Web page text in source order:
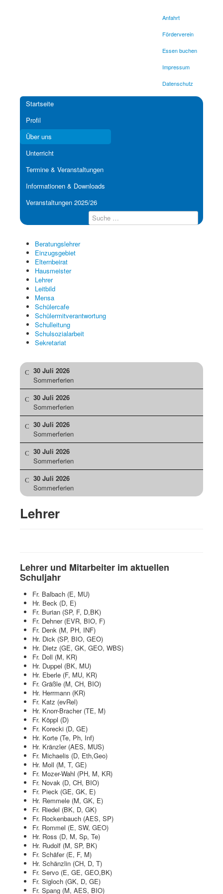
Anfahrt
Förderverein
Essen buchen
Impressum
Datenschutz
Startseite
Profil
Über uns
Unterricht
Termine & Veranstaltungen
Informationen & Downloads
Veranstaltungen 2025/26
Beratungslehrer
Einzugsgebiet
Elternbeirat
Hausmeister
Lehrer
Leitbild
Mensa
Schülercafe
Schülermitverantwortung
Schulleitung
Schulsozialarbeit
Sekretariat
30 Juli 2026
Sommerferien
30 Juli 2026
Sommerferien
30 Juli 2026
Sommerferien
30 Juli 2026
Sommerferien
30 Juli 2026
Sommerferien
Lehrer
Lehrer und Mitarbeiter im aktuellen
Schuljahr
Fr. Balbach (E, MU)
Hr. Beck (D, E)
Fr. Burian (SP, F, D,BK)
Fr. Dehner (EVR, BIO, F)
Fr. Denk (M, PH, INF)
Hr. Dick (SP, BIO, GEO)
Hr. Dietz (GE, GK, GEO, WBS)
Fr. Doll (M, KR)
Hr. Duppel (BK, MU)
Hr. Eberle (F, MU, KR)
Fr. Gräßle (M, CH, BIO)
Hr. Herrmann (KR)
Fr. Katz (evRel)
Hr. Knorr-Bracher (TE, M)
Fr. Köppl (D)
Fr. Korecki (D, GE)
Hr. Korte (Te, Ph, Inf)
Hr. Kränzler (AES, MUS)
Fr. Michaelis (D, Eth,Geo)
Hr. Moll (M, T, GE)
Fr. Mozer-Wahl (PH, M, KR)
Fr. Novak (D, CH, BIO)
Fr. Pieck (GE, GK, E)
Hr. Remmele (M, GK, E)
Fr. Riedel (BK, D, GK)
Fr. Rockenbauch (AES, SP)
Fr. Rommel (E, SW, GEO)
Hr. Ross (D, M, Sp, Te)
Hr. Rudolf (M, SP, BK)
Fr. Schäfer (E, F, M)
Hr. Schänzlin (CH, D, T)
Fr. Servo (E, GE, GEO,BK)
Fr. Sigloch (GK, D, GE)
Fr. Spang (M, AES, BIO)